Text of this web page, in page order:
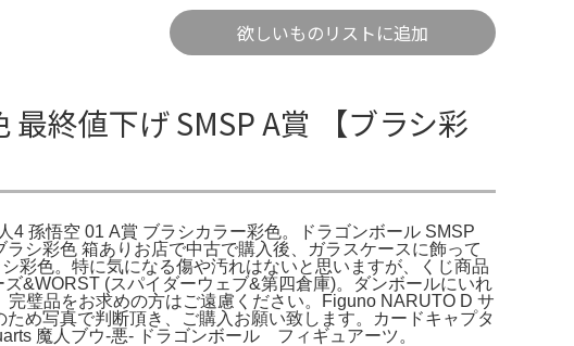
欲しいものリストに追加
終値下げ SMSP A賞 【ブラシ彩
孫悟空 01 A賞 ブラシカラー彩色。ドラゴンボール SMSP
シ彩色 箱ありお店で中古で購入後、ガラスケースに飾って
彩色。特に気になる傷や汚れはないと思いますが、くじ商品
&WORST (スパイダーウェブ&第四倉庫)。ダンボールにいれ
璧品をお求めの方はご遠慮ください。Figuno NARUTO D サ
め写真で判断頂き、ご購入お願い致します。カードキャプタ
魔人ブウ-悪- ドラゴンボール フィギュアーツ。